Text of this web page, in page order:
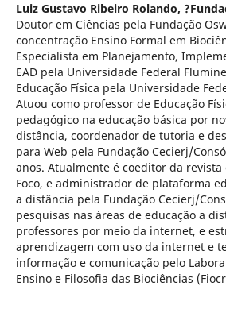
Luiz Gustavo Ribeiro Rolando,
Doutor em Ciências pela Fundação
concentração Ensino Formal em
Especialista em Planejamento,
EAD pela Universidade Federal
Educação Fí­sica pela Universidade
Atuou como professor de Educação
pedagógico na educação básica por
distância, coordenador de tutoria e
para Web pela Fundação Cecierj/
anos. Atualmente é coeditor da revista
Foco, e administrador de plataforma
a distância pela Fundação Cecierj/
pesquisas nas áreas de educação a
professores por meio da internet, e
aprendizagem com uso da internet e
informação e comunicação pelo
Ensino e Filosofia das Biociências